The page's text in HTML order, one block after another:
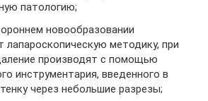
патологию;
новообразовании
лапароскопическую методику, при
производят с помощью
инструментария, введенного в
через небольшие разрезы;